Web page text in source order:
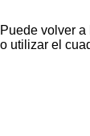
Puede volver a
o utilizar el